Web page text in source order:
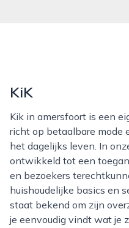
KiK
Kik in amersfoort is een eigentijdse winkelketen die zich
richt op betaalbare mode
het dagelijks leven. In
ontwikkeld tot een
en bezoekers
huishoudelijke basics en
staat bekend om zijn
je eenvoudig vindt wat je